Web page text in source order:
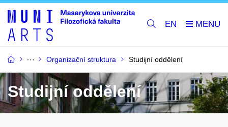
EN
Organizační struktura Studijní oddělení
Studijní oddělení